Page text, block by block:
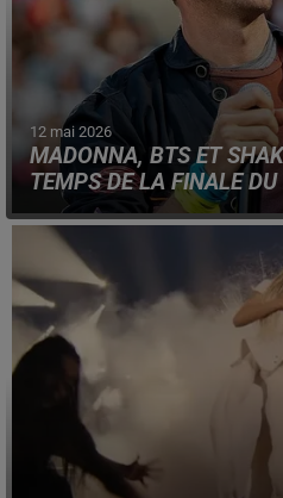
12 mai 2026
MADONNA, BTS ET
TEMPS DE LA FINALE
Comme au SuperBowl, un
aux spectateurs de la mi-